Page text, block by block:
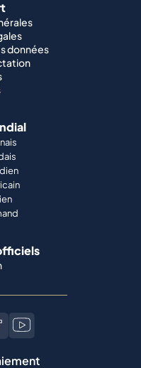
données